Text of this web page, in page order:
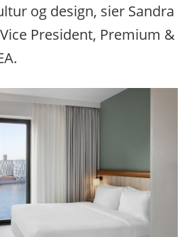
og design, sier Sandra
President, Premium &